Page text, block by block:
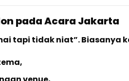
pada Acara Jakarta
tapi tidak niat”. Biasanya